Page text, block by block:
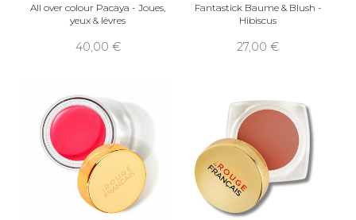
All over colour Pacaya - Joues,
yeux & lèvres
40,00
Fantastick Baume & Blush -
Hibiscus
27,00